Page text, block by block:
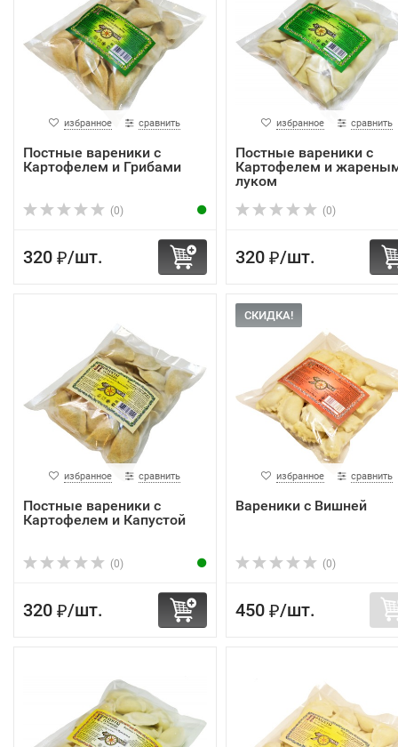
избранное сравнить
Постные вареники с
Картофелем и Грибами
(0)
320 ₽/шт.
избранное сравнить
Постные вареники с
Картофелем и
луком
(0)
320 ₽/шт.
избранное сравнить
Постные вареники с
Картофелем и Капустой
(0)
320 ₽/шт.
СКИДКА!
избранное сравнить
Вареники с Вишней
(0)
450 ₽/шт.